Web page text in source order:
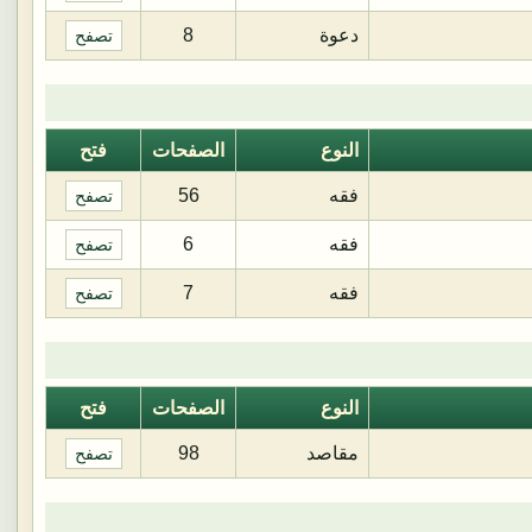
دعوة 8 تصفح
النوع الصفحات فتح
فقه 56 تصفح
فقه 6 تصفح
فقه 7 تصفح
النوع الصفحات فتح
مقاصد 98 تصفح